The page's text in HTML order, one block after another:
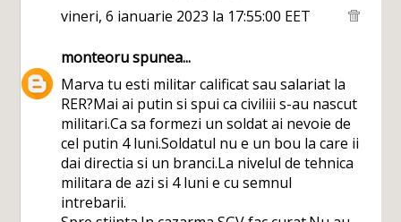
vineri, 6 ianuarie 2023 la 17:55:00 EET
monteoruspunea...
Marva tu esti militar calificat sau salariat la
RER?Mai ai putin si spui ca civiliii s-au nascut
militari.Ca sa formezi un soldat ai nevoie de
cel putin 4 luni.Soldatul nu e un bou la care ii
dai directia si un branci.La nivelul de tehnica
militara de azi si 4 luni e cu semnul
intrebarii.